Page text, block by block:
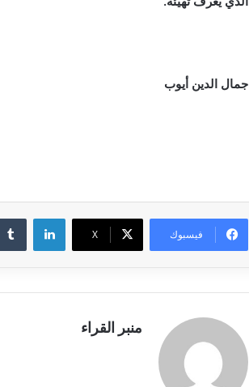
جمال الدين أيوب
فيسبوك X
لينكدإن
منبر القراء